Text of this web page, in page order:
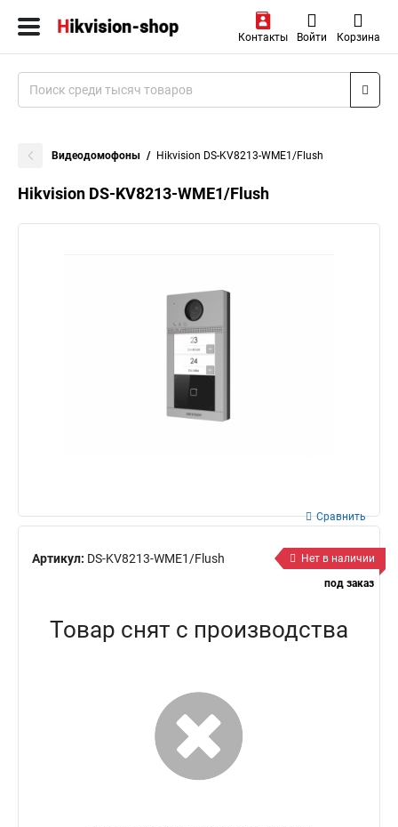
Контакты Войти Корзина
Видеодомофоны Hikvision DS-KV8213-WME1/Flush
Hikvision DS-KV8213-WME1/Flush
Артикул: DS-KV8213-WME1/Flush
Сравнить
Нет в наличии
под заказ
Товар снят с производства